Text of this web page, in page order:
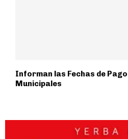
Informan las Fechas de
Municipales